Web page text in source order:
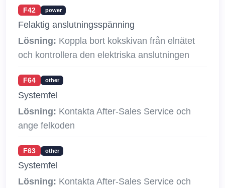
F42 power
Felaktig anslutningsspänning
Lösning: Koppla bort kokskivan från elnätet
och kontrollera den elektriska anslutningen
F64 other
Systemfel
Lösning: Kontakta After-Sales Service och
ange felkoden
F63 other
Systemfel
Lösning: Kontakta After-Sales Service och